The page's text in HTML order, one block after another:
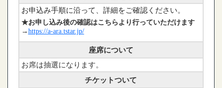
お申込み手順に沿って、詳細をご確認ください。
★お申し込み後の確認はこちらより行っていただけます
→ https://a-ara.tstar.jp/
座席について
お席は抽選になります。
チケットついて